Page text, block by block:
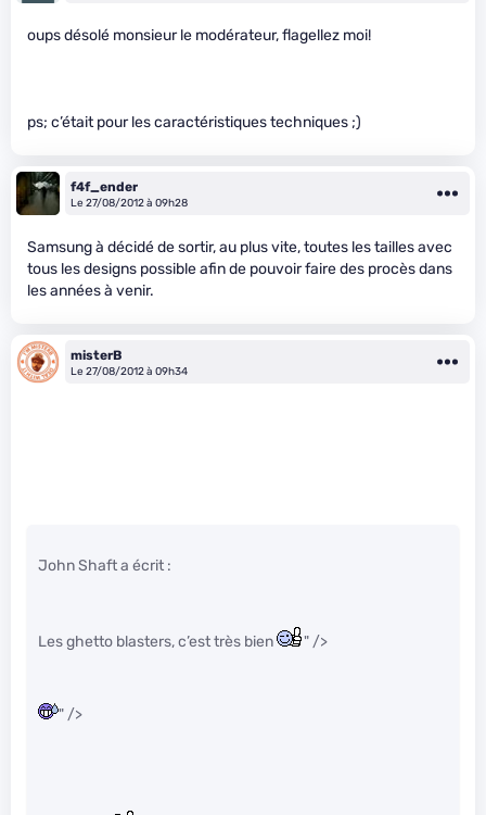
oups désolé monsieur le modérateur, flagellez moi!
ps; c’était pour les caractéristiques techniques ;)
f4f_ender
Le 27/08/2012 à 09h28
Samsung à décidé de sortir, au plus vite, toutes les tailles avec
tous les designs possible afin de pouvoir faire des procès dans
les années à venir.
misterB
Le 27/08/2012 à 09h34
John Shaft a écrit :
Les ghetto blasters, c’est très bien " />
" />